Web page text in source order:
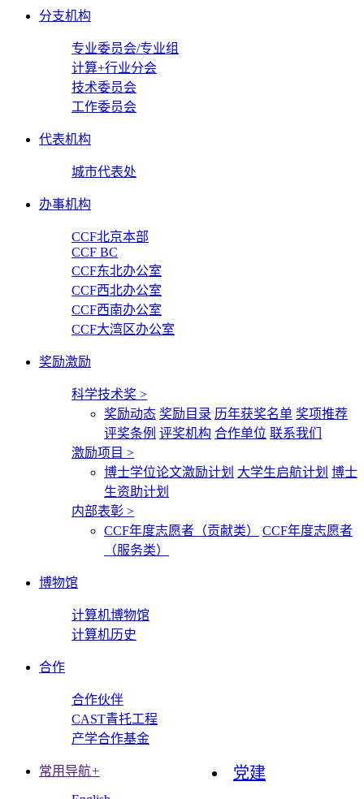
分支机构
专业委员会/专业组
计算+行业分会
技术委员会
工作委员会
代表机构
城市代表处
办事机构
CCF北京本部
CCF BC
CCF东北办公室
CCF西北办公室
CCF西南办公室
CCF大湾区办公室
奖励激励
科学技术奖 >
奖励动态 奖励目录 历年获奖名单 奖项推荐
评奖条例 评奖机构 合作单位 联系我们
激励项目 >
博士学位论文激励计划 大学生启航计划 博士
生资助计划
内部表彰 >
CCF年度志愿者（贡献类）
CCF年度志愿者
（服务类）
博物馆
计算机博物馆
计算机历史
合作
合作伙伴
CAST青托工程
产学合作基金
党建
常用导航+